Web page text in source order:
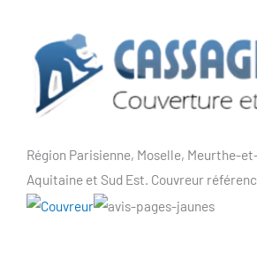
Région Parisienne, Moselle, Meurthe-
Aquitaine et Sud Est. Couvreur